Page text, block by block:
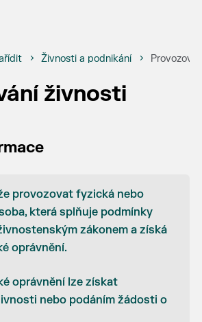
Živnosti a podnikání
živnosti
provozovat fyzická nebo
která splňuje podmínky
zákonem a získá
oprávnění.
oprávnění lze získat
nebo podáním žádosti o